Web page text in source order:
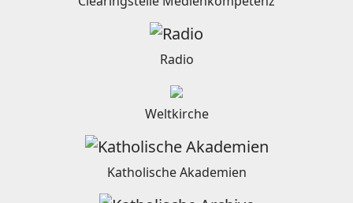
Radio
Weltkirche
Katholische Akademien